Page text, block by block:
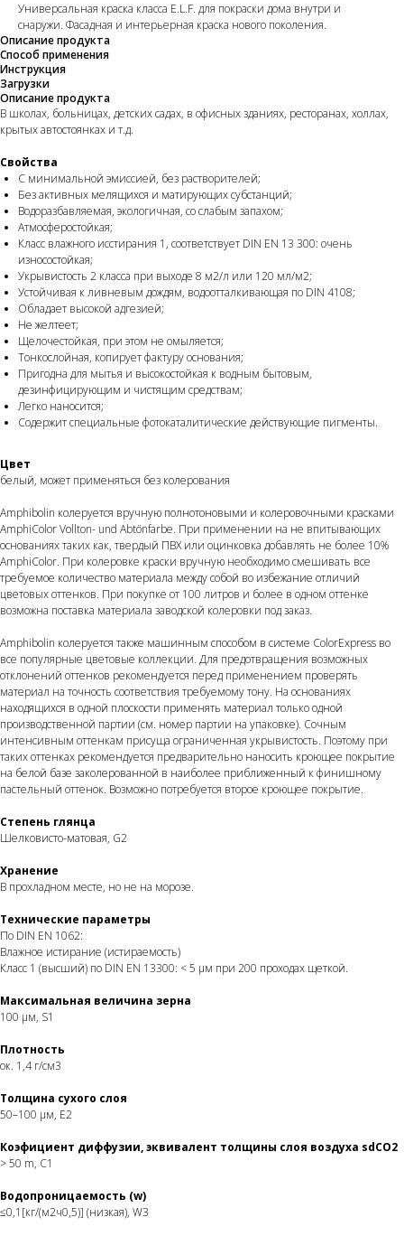
Универсальная краска класса E.L.F. для покраски дома внутри и
снаружи. Фасадная и интерьерная краска нового поколения.
Описание продукта
Способ применения
Инструкция
Загрузки
Описание продукта
В школах, больницах, детских садах, в офисных зданиях, ресторанах, холлах,
крытых автостоянках и т.д.
Свойства
С минимальной эмиссией, без растворителей;
Без активных мелящихся и матирующих субстанций;
Водоразбавляемая, экологичная, со слабым запахом;
Атмосферостойкая;
Класс влажного исстирания 1, соответствует DIN EN 13 300: очень
износостойкая;
Укрывистость 2 класса при выходе 8 м2/л или 120 мл/м2;
Устойчивая к ливневым дождям, водоотталкивающая по DIN 4108;
Обладает высокой адгезией;
Не желтеет;
Щелочестойкая, при этом не омыляется;
Тонкослойная, копирует фактуру основания;
Пригодна для мытья и высокостойкая к водным бытовым,
дезинфицирующим и чистящим средствам;
Легко наносится;
Содержит специальные фотокаталитические действующие пигменты.
Цвет
белый, может применяться без колерования
Amphibolin колеруется вручную полнотоновыми и колеровочными красками
AmphiColor Vollton- und Abtönfarbe. При применении на не впитывающих
основаниях таких как, твердый ПВХ или оцинковка добавлять не более 10%
AmphiColor. При колеровке краски вручную необходимо смешивать все
требуемое количество материала между собой во избежание отличий
цветовых оттенков. При покупке от 100 литров и более в одном оттенке
возможна поставка материала заводской колеровки под заказ.
Amphibolin колеруется также машинным способом в системе ColorExpress во
все популярные цветовые коллекции. Для предотвращения возможных
отклонений оттенков рекомендуется перед применением проверять
материал на точность соответствия требуемому тону. На основаниях
находящихся в одной плоскости применять материал только одной
производственной партии (см. номер партии на упаковке). Сочным
интенсивным оттенкам присуща ограниченная укрывистость. Поэтому при
таких оттенках рекомендуется предварительно наносить кроющее покрытие
на белой базе заколерованной в наиболее приближенный к финишному
пастельный оттенок. Возможно потребуется второе кроющее покрытие.
Степень глянца
Шелковисто-матовая, G2
Хранение
В прохладном месте, но не на морозе.
Технические параметры
По DIN EN 1062:
Влажное истирание (истираемость)
Класс 1 (высший) по DIN EN 13300: < 5 µм при 200 проходах щеткой.
Максимальная величина зерна
100 µм, S1
Плотность
ок. 1,4 г/см3
Толщина сухого слоя
50–100 µм, E2
Коэфициент диффузии, эквивалент толщины слоя воздуха sdСО2
> 50 m, C1
Водопроницаемость (w)
≤0,1[кг/(м2ч0,5)] (низкая), W3